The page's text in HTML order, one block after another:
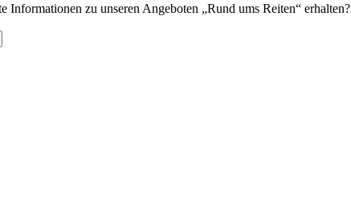
Informationen zu unseren Angeboten „Rund ums Reiten“ erhalten?